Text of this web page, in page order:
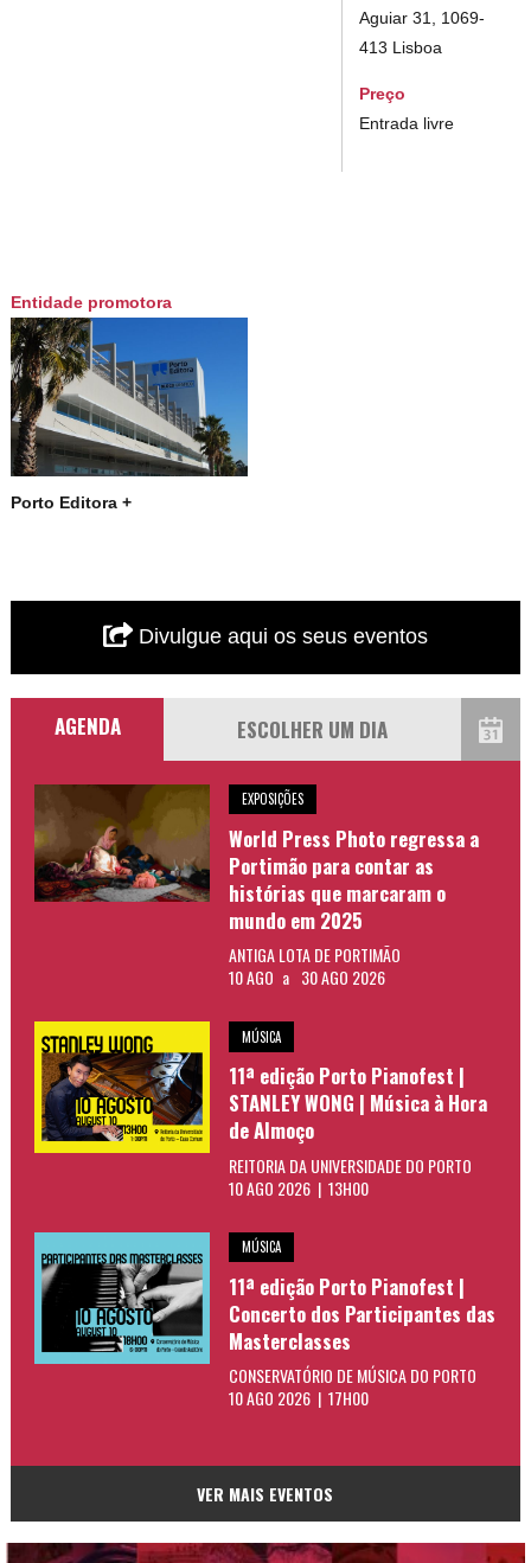
Aguiar 31, 1069-
413 Lisboa
Preço
Entrada livre
Entidade promotora
Porto Editora +
Divulgue aqui os seus eventos
AGENDA
EXPOSIÇÕES
World Press Photo regressa a
Portimão para contar as
histórias que marcaram o
mundo em 2025
ANTIGA LOTA DE PORTIMÃO
10 AGO a 30 AGO 2026
MÚSICA
11ª edição Porto Pianofest |
STANLEY WONG | Música à Hora
de Almoço
REITORIA DA UNIVERSIDADE DO PORTO
10 AGO 2026 | 13H00
MÚSICA
11ª edição Porto Pianofest |
Concerto dos Participantes das
Masterclasses
CONSERVATÓRIO DE MÚSICA DO PORTO
10 AGO 2026 | 17H00
VER MAIS EVENTOS